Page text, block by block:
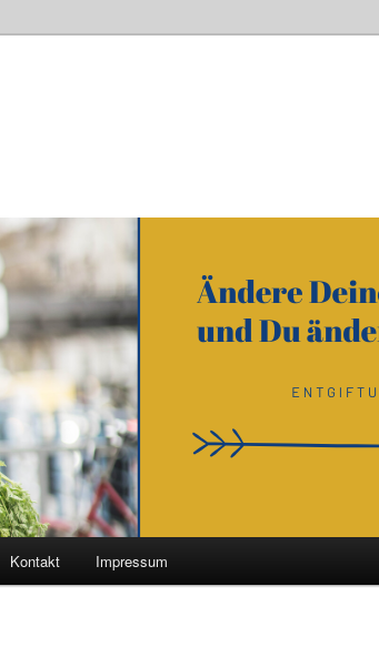
Kontakt Impressum